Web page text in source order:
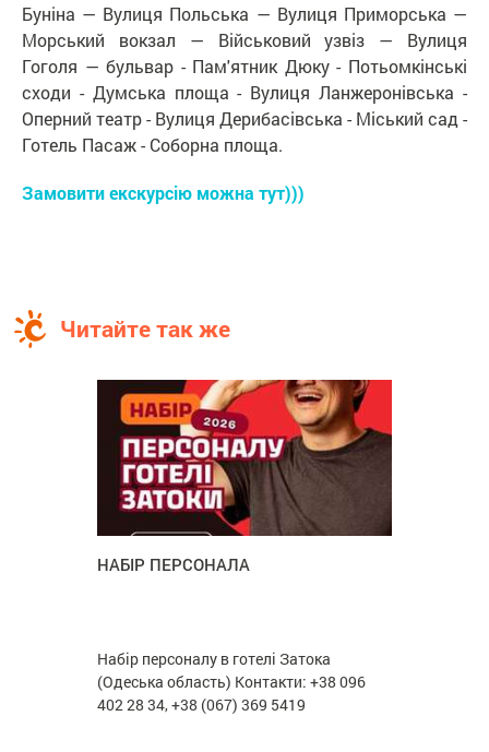
Буніна — Вулиця Польська — Вулиця Приморська —
Морський вокзал — Військовий узвіз — Вулиця
Гоголя — бульвар - Пам'ятник Дюку - Потьомкінські
сходи - Думська площа - Вулиця Ланжеронівська -
Оперний театр - Вулиця Дерибасівська - Міський сад -
Готель Пасаж - Соборна площа.
Замовити екскурсію можна тут)))
Читайте так же
НАБІР ПЕРСОНАЛА
Набір персоналу в готелі Затока
(Одеська область) Контакти: +38 096
402 28 34, +38 (067) 369 5419